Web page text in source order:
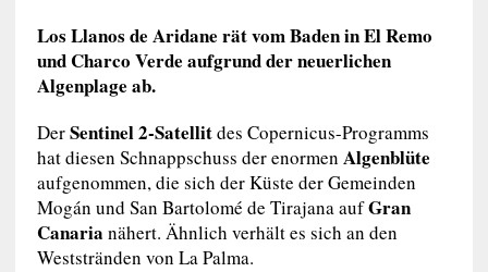
Los Llanos de Aridane rät vom Baden in El Remo
und Charco Verde aufgrund der neuerlichen
Algenplage ab.
DerSentinel 2-Satellitdes Copernicus-Programms
hat diesen Schnappschuss der enormen Algenblüte
aufgenommen, die sich der Küste der Gemeinden
Mogán und San Bartolomé de Tirajana aufGran
Canaria nähert. Ähnlich verhält es sich an den
Weststränden von La Palma.